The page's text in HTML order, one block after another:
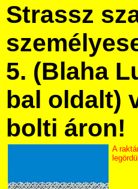
Strassz
5. (Blaha
bal oldalt)
bolti áron!
A